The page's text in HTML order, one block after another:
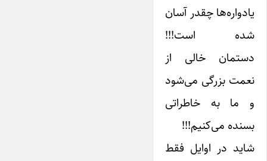
یادواره‌ها چقدر آسان
شده است!!!
دستمان خالی از
نعمت بزرگی می‌شود
و ما به خاطراتی
بسنده می‌کنیم!!!
شاید در اوایل فقط